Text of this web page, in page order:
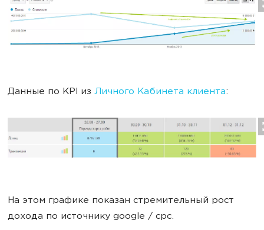
Данные по KPI из Личного Кабинета клиента:
На этом графике показан стремительный рост
дохода по источнику google / cpc.